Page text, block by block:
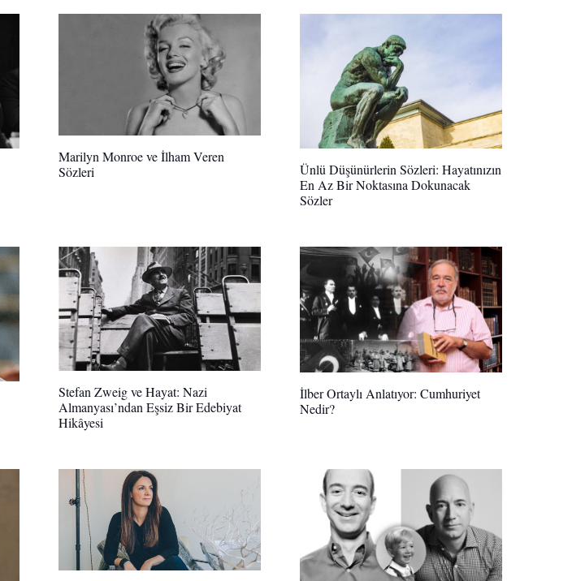
Marilyn Monroe ve İlham Veren
Sözleri
Ünlü Düşünürlerin Sözleri: Hayatınızın
En Az Bir Noktasına Dokunacak
Sözler
Stefan Zweig ve Hayat: Nazi
Almanyası’ndan Eşsiz Bir Edebiyat
Hikâyesi
İlber Ortaylı Anlatıyor: Cumhuriyet
Nedir?